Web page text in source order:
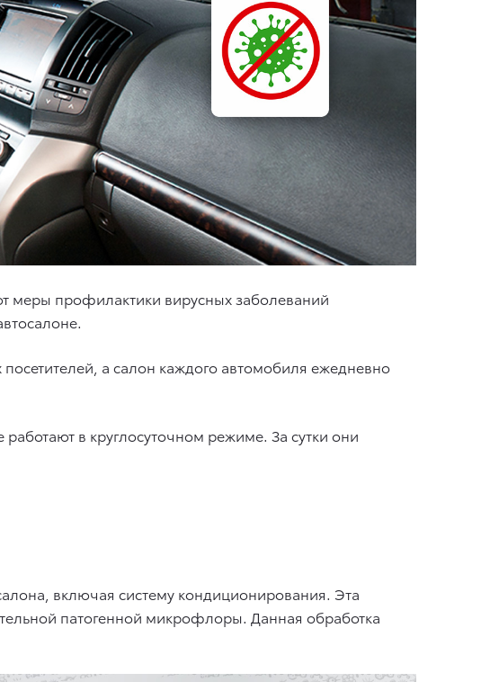
меры профилактики вирусных заболеваний
а салон каждого автомобиля ежедневно
в круглосуточном режиме. За сутки они
включая систему кондиционирования. Эта
патогенной микрофлоры. Данная обработка